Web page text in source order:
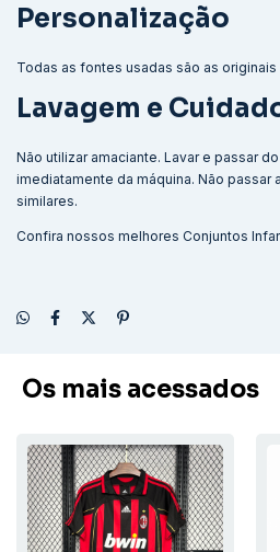
Personalização
Todas as fontes usadas são as
Lavagem e
Não utilizar amaciante. Lavar e passar
imediatamente da máquina. Não passar
similares.
Confira nossos melhores Conjuntos
Os mais acessados